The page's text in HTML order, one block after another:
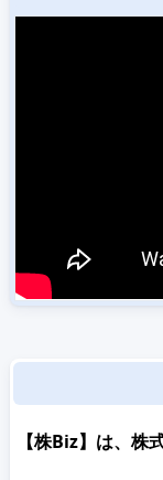
【株Biz】は、株